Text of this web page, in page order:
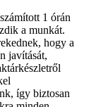
1 órán
a munkát.
hogy a
javítását,
így biztosan